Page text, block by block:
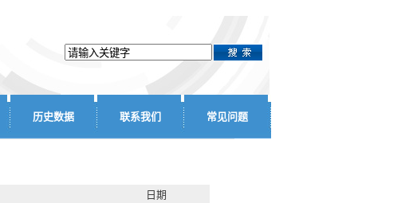
历史数据 联系我们 常见问题
日期